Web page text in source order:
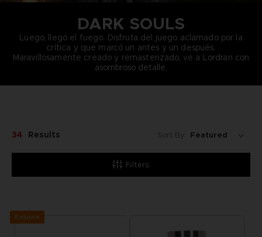
DARK SOULS
Luego, llegó el fuego. Disfruta del juego aclamado por la
crítica y que marcó un antes y un después.
Maravillosamente creado y remasterizado, ve a Lordran con
asombroso detalle.
Filters
34 Results Sort By:
Exclusive